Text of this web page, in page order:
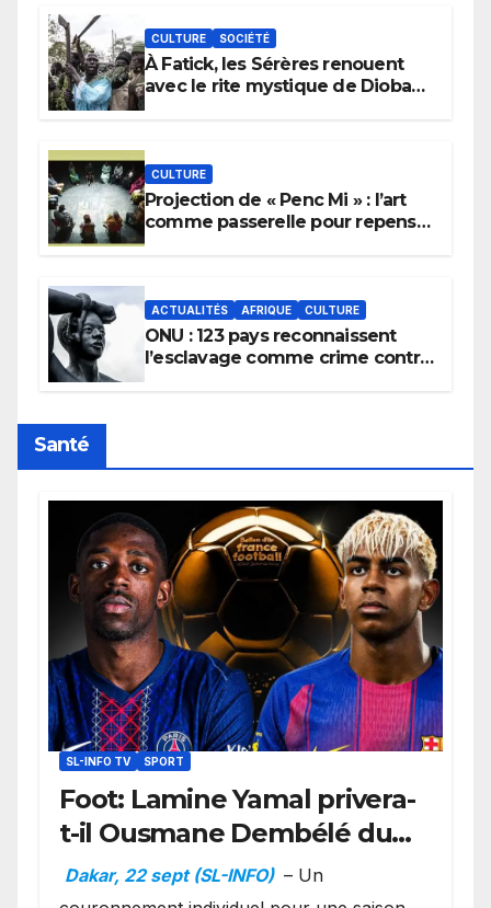
CULTURE SOCIÉTÉ
À Fatick, les Sérères renouent
avec le rite mystique de Diobaye
CULTURE
Projection de « Penc Mi » : l’art
comme passerelle pour repenser
ACTUALITÉS AFRIQUE CULTURE
ONU : 123 pays reconnaissent
l’esclavage comme crime contre
Santé
SL-INFO TV SPORT
Foot: Lamine Yamal privera-
t-il Ousmane Dembélé du
Ballon d’or ?
Dakar, 22 sept (SL-INFO) – Un